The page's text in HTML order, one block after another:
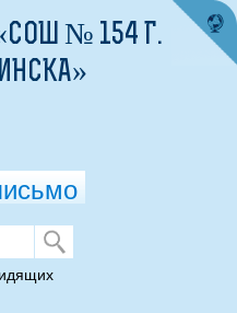
№ 154 Г.